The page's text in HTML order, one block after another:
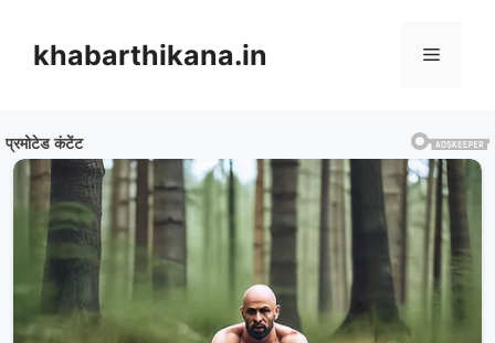
contentkhabarthikana.in Menu